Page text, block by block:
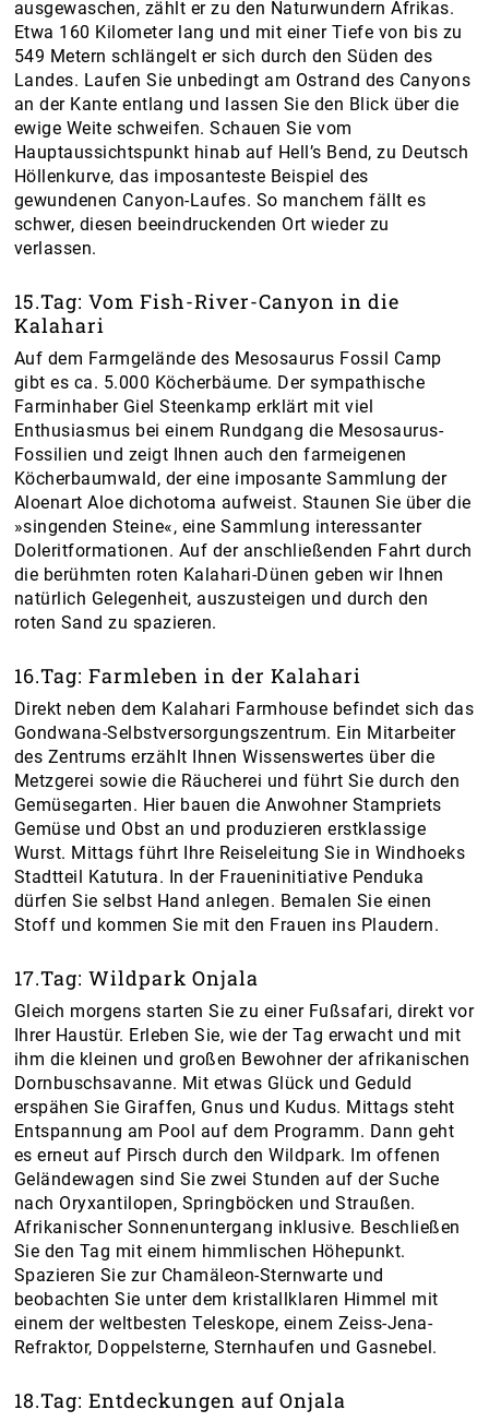
ausgewaschen, zählt er zu den Naturwundern Afrikas.
Etwa 160 Kilometer lang und mit einer Tiefe von bis zu
549 Metern schlängelt er sich durch den Süden des
Landes. Laufen Sie unbedingt am Ostrand des Canyons
an der Kante entlang und lassen Sie den Blick über die
ewige Weite schweifen. Schauen Sie vom
Hauptaussichtspunkt hinab auf Hell’s Bend, zu Deutsch
Höllenkurve, das imposanteste Beispiel des
gewundenen Canyon-Laufes. So manchem fällt es
schwer, diesen beeindruckenden Ort wieder zu
verlassen.
15.Tag: Vom Fish-River-Canyon in die
Kalahari
Auf dem Farmgelände des Mesosaurus Fossil Camp
gibt es ca. 5.000 Köcherbäume. Der sympathische
Farminhaber Giel Steenkamp erklärt mit viel
Enthusiasmus bei einem Rundgang die Mesosaurus-
Fossilien und zeigt Ihnen auch den farmeigenen
Köcherbaumwald, der eine imposante Sammlung der
Aloenart Aloe dichotoma aufweist. Staunen Sie über die
»singenden Steine«, eine Sammlung interessanter
Doleritformationen. Auf der anschließenden Fahrt durch
die berühmten roten Kalahari-Dünen geben wir Ihnen
natürlich Gelegenheit, auszusteigen und durch den
roten Sand zu spazieren.
16.Tag: Farmleben in der Kalahari
Direkt neben dem Kalahari Farmhouse befindet sich das
Gondwana-Selbstversorgungszentrum. Ein Mitarbeiter
des Zentrums erzählt Ihnen Wissenswertes über die
Metzgerei sowie die Räucherei und führt Sie durch den
Gemüsegarten. Hier bauen die Anwohner Stampriets
Gemüse und Obst an und produzieren erstklassige
Wurst. Mittags führt Ihre Reiseleitung Sie in Windhoeks
Stadtteil Katutura. In der Fraueninitiative Penduka
dürfen Sie selbst Hand anlegen. Bemalen Sie einen
Stoff und kommen Sie mit den Frauen ins Plaudern.
17.Tag: Wildpark Onjala
Gleich morgens starten Sie zu einer Fußsafari, direkt vor
Ihrer Haustür. Erleben Sie, wie der Tag erwacht und mit
ihm die kleinen und großen Bewohner der afrikanischen
Dornbuschsavanne. Mit etwas Glück und Geduld
erspähen Sie Giraffen, Gnus und Kudus. Mittags steht
Entspannung am Pool auf dem Programm. Dann geht
es erneut auf Pirsch durch den Wildpark. Im offenen
Geländewagen sind Sie zwei Stunden auf der Suche
nach Oryxantilopen, Springböcken und Straußen.
Afrikanischer Sonnenuntergang inklusive. Beschließen
Sie den Tag mit einem himmlischen Höhepunkt.
Spazieren Sie zur Chamäleon-Sternwarte und
beobachten Sie unter dem kristallklaren Himmel mit
einem der weltbesten Teleskope, einem Zeiss-Jena-
Refraktor, Doppelsterne, Sternhaufen und Gasnebel.
18.Tag: Entdeckungen auf Onjala